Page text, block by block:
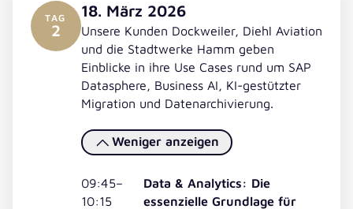
TAG
2
18. März 2026
Unsere Kunden Dockweiler, Diehl Aviation
und die Stadtwerke Hamm geben
Einblicke in ihre Use Cases rund um SAP
Datasphere, Business AI, KI-gestützter
Migration und Datenarchivierung.
Weniger anzeigen
09:45–
10:15
Data & Analytics: Die
essenzielle Grundlage für